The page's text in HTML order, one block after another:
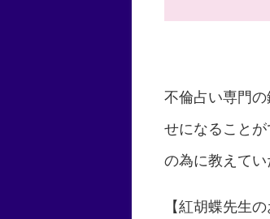
不倫占い専門
せになること
の為に教えてい
【紅胡蝶先生の